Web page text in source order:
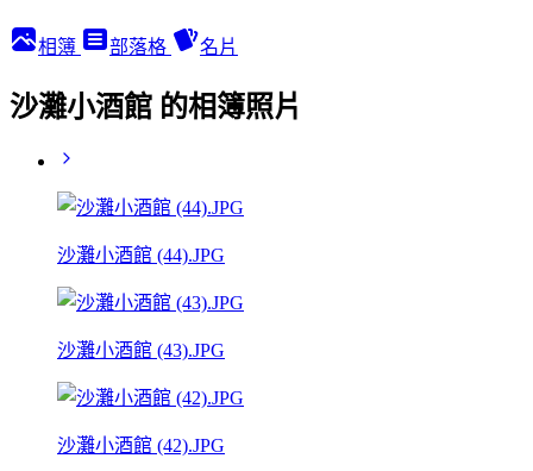
相簿 部落格 名片
沙灘小酒館 的相簿照片
沙灘小酒館 (44).JPG
沙灘小酒館 (43).JPG
沙灘小酒館 (42).JPG